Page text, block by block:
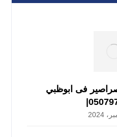
فى ابوظبي